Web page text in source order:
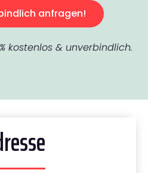
anfragen!
kostenlos & unverbindlich.